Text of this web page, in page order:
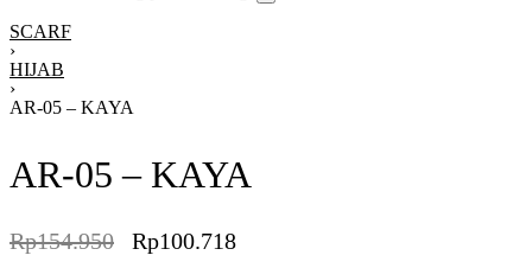
SCARF
›
HIJAB
›
AR-05 – KAYA
AR-05 – KAYA
Rp154.950 Rp100.718